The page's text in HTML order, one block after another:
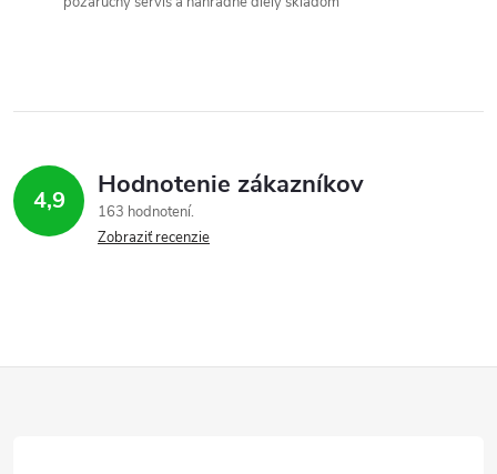
4,9 Hodnotenie zákazníkov
163 hodnotení
Zobraziť recenzie